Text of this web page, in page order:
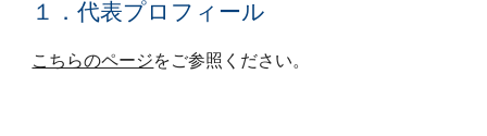
１．代表プロフィール
こちらのページをご参照ください。